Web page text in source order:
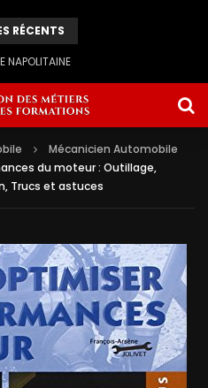
RÉCENTS
NAPOLITAINE
Mécanicien Automobile
du moteur : Outillage,
Trucs et astuces